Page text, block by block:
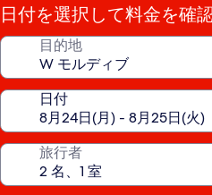
施
設
日付を選択して料金を確
目的地
日付
旅行者